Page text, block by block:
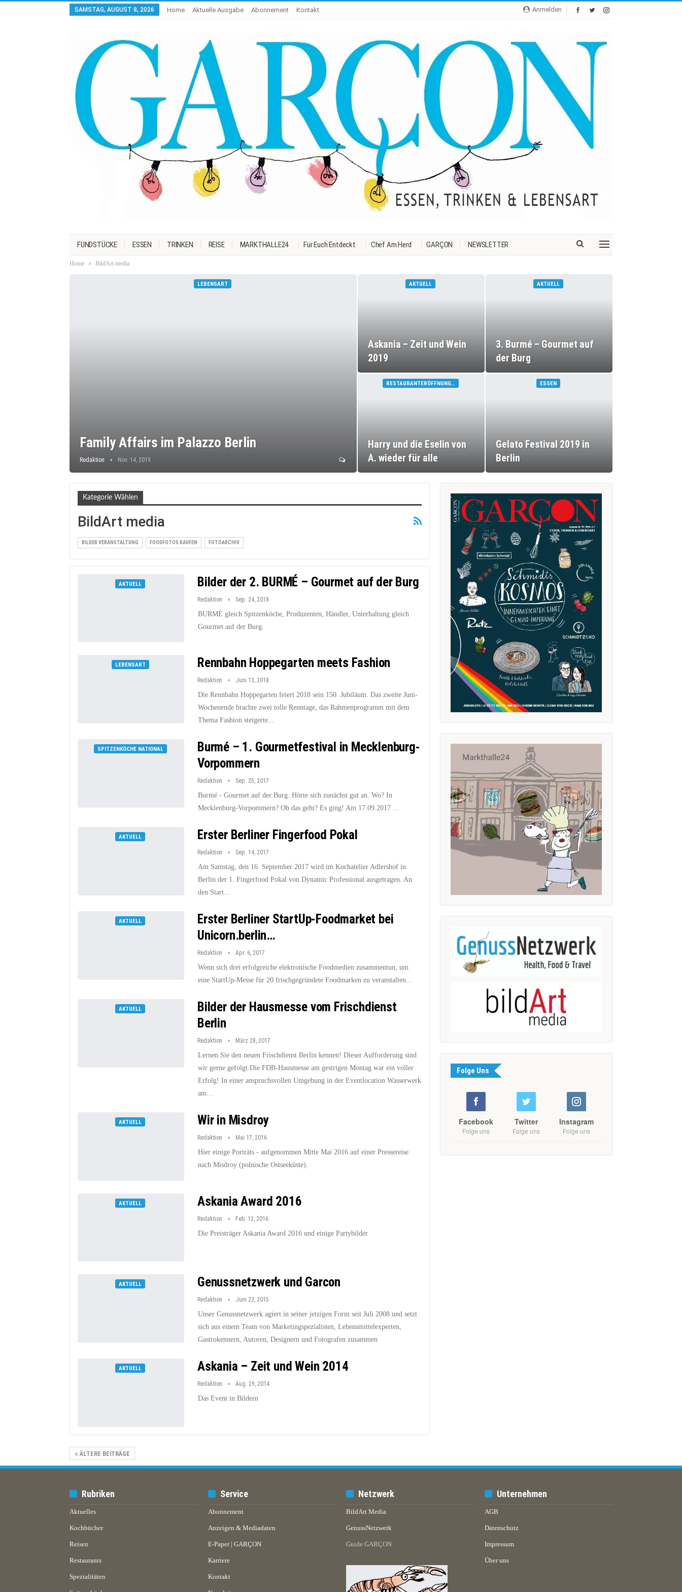
Anmelden
SAMSTAG, AUGUST 8, 2026 Home Aktuelle Ausgabe Abonnement Kontakt
FUNDSTÜCKE ESSEN TRINKEN REISE MARKTHALLE24 Für Euch Entdeckt Chef Am Herd GARÇON NEWSLETTER
Home BildArt media
LEBENSART
Family Affairs im Palazzo Berlin
Redaktion Nov. 14, 2019
AKTUELL
Askania – Zeit und Wein
2019
AKTUELL
3. Burmé – Gourmet auf
der Burg
RESTAURANTERÖFFNUNGEN
Harry und die Eselin von
A. wieder für alle
ESSEN
Gelato Festival 2019 in
Berlin
Kategorie Wählen
BildArt media
BILDER VERANSTALTUNG FOODFOTOS KAUFEN FOTOARCHIV
AKTUELL Bilder der 2. BURMÉ – Gourmet auf der Burg
Redaktion Sep. 24, 2018
BURMÈ gleich Spitzenköche, Produzenten, Händler, Unterhaltung gleich
Gourmet auf der Burg.
LEBENSART Rennbahn Hoppegarten meets Fashion
Redaktion Juni 13, 2018
Die Rennbahn Hoppegarten feiert 2018 sein 150. Jubiläum. Das zweite Juni-
Wochenende brachte zwei tolle Renntage, das Rahmenprogramm mit dem
Thema Fashion steigerte...
SPITZENKÖCHE NATIONAL
Burmé – 1. Gourmetfestival in Mecklenburg-
Vorpommern
Redaktion Sep. 25, 2017
Burmé - Gourmet auf der Burg. Hörte sich zunächst gut an. Wo? In
Mecklenburg-Vorpommern? Ob das geht? Es ging! Am 17.09.2017 ...
AKTUELL Erster Berliner Fingerfood Pokal
Redaktion Sep. 14, 2017
Am Samstag, den 16. September 2017 wird im Kochatelier Adlershof in
Berlin der 1. Fingerfood Pokal von Dynamic Professional ausgetragen. An
den Start...
AKTUELL
Erster Berliner StartUp-Foodmarket bei
Unicorn.berlin…
Redaktion Apr. 6, 2017
Wenn sich drei erfolgreiche elektronische Foodmedien zusammentun, um
eine StartUp-Messe für 20 frischgegründete Foodmarken zu veranstalten...
AKTUELL
Bilder der Hausmesse vom Frischdienst
Berlin
Redaktion März 28, 2017
Lernen Sie den neuen Frischdienst Berlin kennen! Dieser Aufforderung sind
wir gerne gefolgt.Die FDB-Hausmesse am gestrigen Montag war ein voller
Erfolg! In einer anspruchsvollen Umgebung in der Eventlocation Wasserwerk
am…
AKTUELL Wir in Misdroy
Redaktion Mai 17, 2016
Hier einige Porträts - aufgenommen Mitte Mai 2016 auf einer Pressereise
nach Misdroy (polnische Ostseeküste).
AKTUELL Askania Award 2016
Redaktion Feb. 12, 2016
Die Preisträger Askania Award 2016 und einige Partybilder
AKTUELL Genussnetzwerk und Garcon
Redaktion Juni 22, 2015
Unser Genussnetzwerk agiert in seiner jetzigen Form seit Juli 2008 und setzt
sich aus einem Team von Marketingspezialisten, Lebensmittelexperten,
Gastrokennern, Autoren, Designern und Fotografen zusammen
AKTUELL Askania – Zeit und Wein 2014
Redaktion Aug. 29, 2014
Das Event in Bildern
ÄLTERE BEITRÄGE
Folge Uns
Facebook
Folge uns
Twitter
Folge uns
Instagram
Folge uns
Rubriken
Aktuelles
Kochbücher
Reisen
Restaurants
Spezialitäten
Service
Abonnement
Anzeigen & Mediadaten
E-Paper | GARÇON
Karriere
Kontakt
Netzwerk
BildArt Media
GenussNetzwerk
Guide GARÇON
Unternehmen
AGB
Datenschutz
Impressum
Über uns